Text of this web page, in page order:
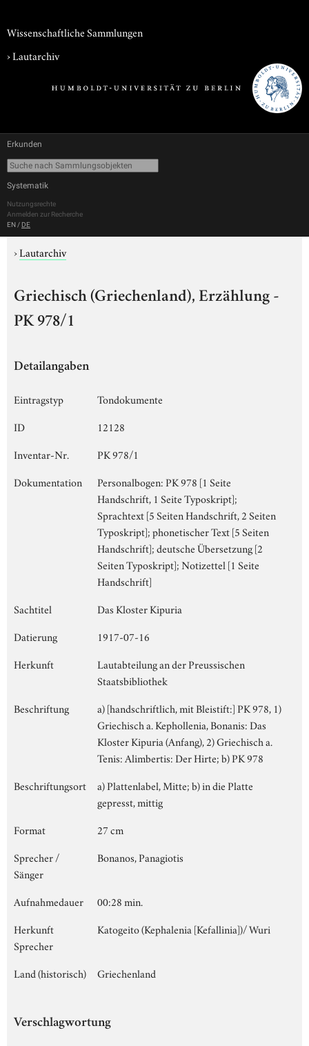
Wissenschaftliche Sammlungen
›Lautarchiv
Erkunden
Systematik
Nutzungsrechte
Anmelden zur Recherche
EN / DE
›Lautarchiv
Griechisch (Griechenland), Erzählung -
PK 978/1
Detailangaben
Eintragstyp
Tondokumente
ID
12128
Inventar-Nr.
PK 978/1
Dokumentation
Personalbogen: PK 978 [1 Seite
Handschrift, 1 Seite Typoskript];
Sprachtext [5 Seiten Handschrift, 2 Seiten
Typoskript]; phonetischer Text [5 Seiten
Handschrift]; deutsche Übersetzung [2
Seiten Typoskript]; Notizettel [1 Seite
Handschrift]
Sachtitel
Das Kloster Kipuria
Datierung
1917-07-16
Herkunft
Lautabteilung an der Preussischen
Staatsbibliothek
Beschriftung
a) [handschriftlich, mit Bleistift:] PK 978, 1)
Griechisch a. Kephollenia, Bonanis: Das
Kloster Kipuria (Anfang), 2) Griechisch a.
Tenis: Alimbertis: Der Hirte; b) PK 978
Beschriftungsort
a) Plattenlabel, Mitte; b) in die Platte
gepresst, mittig
Format
27 cm
Sprecher /
Sänger
Bonanos, Panagiotis
Aufnahmedauer
00:28 min.
Herkunft
Sprecher
Katogeito (Kephalenia [Kefallinia])/ Wuri
Land (historisch) Griechenland
Verschlagwortung